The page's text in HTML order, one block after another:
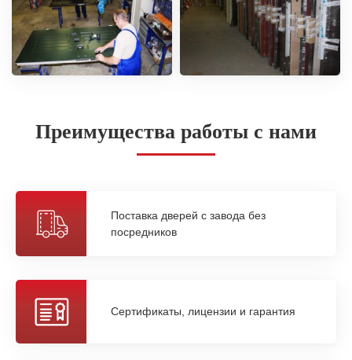
Преимущества работы с нами
Поставка дверей с завода без
посредников
Сертификаты, лицензии и гарантия